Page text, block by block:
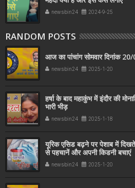
newsbin24 2024-9-25
RANDOM POSTS
आज का पांचांग सोमवार दिनांक
newsbin24 2025-1-20
हर्षा के बाद महाकुंभ में इंदौर की
भारी भीड़
newsbin24 2025-1-18
यूरिक एसिड बढ़ने पर पेशाब में
से पहचानें और अपनी किडनी बचाएं
newsbin24 2025-1-20